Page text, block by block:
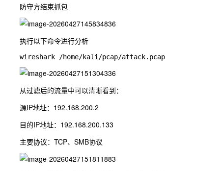
防守方结束抓包
执行以下命令进行分析
从过滤后的流量中可以清晰看到：
源IP地址：192.168.200.2
目的IP地址：192.168.200.133
主要协议：TCP、SMB协议